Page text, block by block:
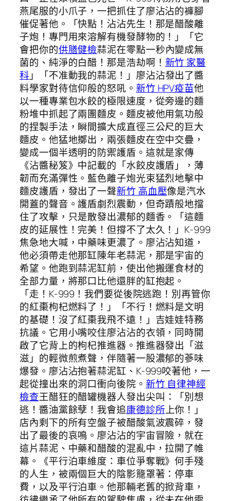
燕尾服的小爪子，一把抓住了廖沾沾的褲腳
催促著他。「快點！沾沾先生！那是醋酸離
子炮！專門用來溶解有機發酵物的！」「它
會把你的供膳健檢蒜泥在零點一秒內變成無
菌的、純淨的白醋！那是浩劫啊！ 新竹 家醫
科」「不准動我的蒜泥！」廖沾沾發出了醬
料學家對待信仰般的怒吼。 新竹 HPV疫苗他
以一種專業包水餃的極限速度，從旁邊的麵
粉堆中抓起了兩團麵皮。麵皮被他用氣功般
的捏製手法，瞬間擴大成直徑三公尺的巨大
麵皮。他猛地擲出，兩張麵皮在空中交疊，
變成一個半透明的防禦護盾。這就是家傳
《沾醬秘笈》中記載的「水餃皮護盾」，薄
韌而充滿彈性。藍色離子炮光束猛烈地擊中
麵皮護盾，發出了一聲新竹 高血壓像是汽水
開蓋的聲音。護盾劇烈震動，但奇蹟般地擋
住了攻擊，只是散發出濃郁的麵香。「這麵
皮的延展性！完美！但撐不了太久！」K-999
焦急地大喊，中藥味更濃了。廖沾沾知道，
他必須帶走他那缸陳年老蒜泥，那是宇宙的
希望。他跑到蒜泥缸前，使出他搬運食材的
全部力量，將那口比他還胖的缸抱起。
「走！K-999！我們要從後院逃跑！別再管你
的紅棗枸杞燃料了！」「不行！燃料是文明
的基礎！沒了紅棗我飛不遠！」吉娃娃特務
抗議。它用小嘴咬住廖沾沾的衣領，同時開
啟了它背上的枸杞推進器。推進器發出「滋
滋」的輕微煎煮聲，伴隨著一股濃郁的蔘味
爆發。廖沾沾抱著蒜泥缸、K-999咬著他，一
起從撞出來的洞口衝向後院。 新竹 自律神經
檢查王醋狂的醋罐機器人發出尖叫：「別想
逃！醬油黨餘孽！我會追康德診所上你！」
店內剩下的所有空盤子被醋酸氣波震碎，發
出了最後的哀鳴。廖沾沾的宇宙冒險，就在
這片蒜泥、中藥和醋酸的混亂中，拉開了帷
幕。《平行泊車維度：車位爭奪戰》何手殘
的人生，被兩個巨大的陰影籠罩著：停車
費，以及平行泊車。他那輛老舊的掀背車，